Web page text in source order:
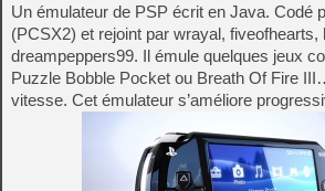
Un émulateur de PSP écrit en Java. Codé
(PCSX2) et rejoint par wrayal, fiveofhearts,
dreampeppers99. Il émule quelques jeux
Puzzle Bobble Pocket ou Breath Of Fire
vitesse. Cet émulateur s’améliore